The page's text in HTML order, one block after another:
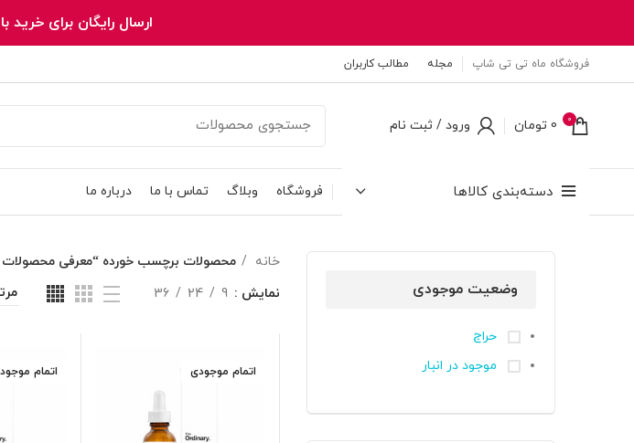
فروشگاه ماه تی تی شاپ مجله مطالب کاربران
0
0 تومان ورود / ثبت نام
دسته‌بندی کالاها فروشگاه وبلاگ تماس با ما درباره ما
وضعیت موجودی
حراج
موجود در انبار
خانه
محصولات برچسب خورده “معرفی محصولات
نمایش
9
24
36
اتمام موجودی اتمام
ارسال رایگان برای خرید بالا 5,000,000